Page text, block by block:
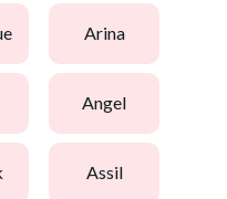
arina
angel
assil